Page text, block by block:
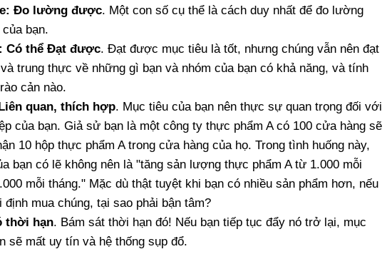
Đo lường được. Một con số cụ thể là cách duy nhất để đo lường
bạn.
Có thể Đạt được. Đạt được mục tiêu là tốt, nhưng chúng vẫn nên đạt
trung thực về những gì bạn và nhóm của bạn có khả năng, và tính
cản nào.
quan, thích hợp. Mục tiêu của bạn nên thực sự quan trọng đối với
của bạn. Giả sử bạn là một công ty thực phẩm A có 100 cửa hàng sẽ
10 hộp thực phẩm A trong cửa hàng của họ. Trong tình huống này,
bạn có lẽ không nên là "tăng sản lượng thực phẩm A từ 1.000 mỗi
mỗi tháng." Mặc dù thật tuyệt khi bạn có nhiều sản phẩm hơn, nếu
định mua chúng, tại sao phải bận tâm?
thời hạn. Bám sát thời hạn đó! Nếu bạn tiếp tục đẩy nó trở lại, mục
sẽ mất uy tín và hệ thống sụp đổ.